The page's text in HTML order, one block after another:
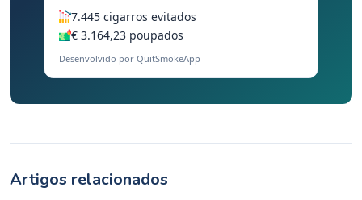
7.445 cigarros evitados
€ 3.164,23 poupados
Desenvolvido por QuitSmokeApp
Artigos relacionados